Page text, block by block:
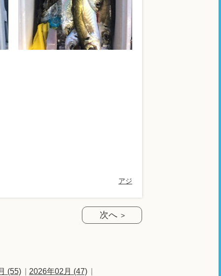
アジ
次へ
(55)
2026年02月 (47)